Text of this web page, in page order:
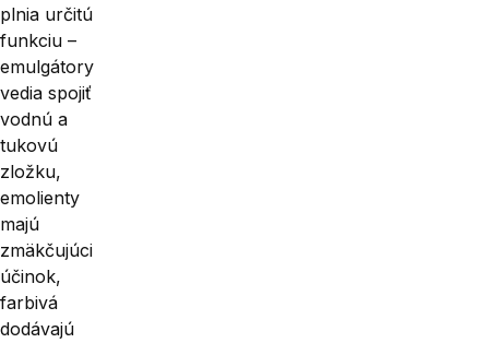
plnia určitú
funkciu –
emul­gátory
vedia spojiť
vodnú a
tukovú
zložku,
emolienty
majú
zmäkčujúci
účinok,
farbivá
dodávajú